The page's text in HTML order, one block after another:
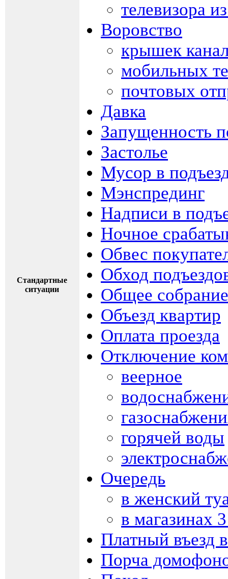
Стандартные
ситуации
телевизора
Воровство
крышек
мобильных
почтовых
Давка
Запущенность
Застолье
Мусор в
Мэнспрединг
Надписи в
Ночное
Обвес
Обход
Общее
Объезд квартир
Оплата проезда
Отключение
веерное
горячей воды
Очередь
в женский
в магазинах
Платный въезд
Порча